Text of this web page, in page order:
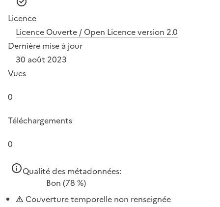
Licence
Licence Ouverte / Open Licence version 2.0
Dernière mise à jour
30 août 2023
Vues
0
Téléchargements
0
Qualité des métadonnées:
Bon (78 %)
Couverture temporelle non renseignée